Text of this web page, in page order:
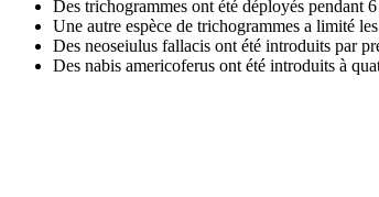
Des trichogrammes ont été déployés pendant
Une autre espèce de trichogrammes a limité
Des neoseiulus fallacis ont été introduits par
Des nabis americoferus ont été introduits à